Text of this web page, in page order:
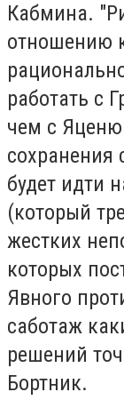
Кабмина.
отношению
работать с
чем с
сохранения
будет идти
(который
жестких
которых
Явного
саботаж
решений
Бортник.